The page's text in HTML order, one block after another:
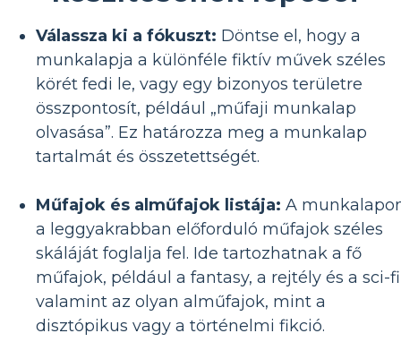
Válassza ki a fókuszt: Döntse el, hogy a
munkalapja a különféle fiktív művek széles
körét fedi le, vagy egy bizonyos területre
összpontosít, például „műfaji munkalap
olvasása”. Ez határozza meg a munkalap
tartalmát és összetettségét.
Műfajok és alműfajok listája: A
a leggyakrabban előforduló műfajok széles
skáláját foglalja fel. Ide tartozhatnak a fő
műfajok, például a fantasy, a rejtély és a sci-
valamint az olyan alműfajok, mint a
disztópikus vagy a történelmi fikció.